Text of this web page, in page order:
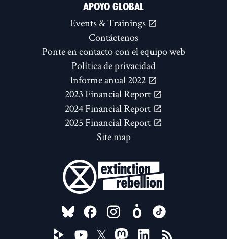
APOYO GLOBAL
Events & Trainings
Contáctenos
Ponte en contacto con el equipo web
Política de privacidad
Informe anual 2022
2023 Financial Report
2024 Financial Report
2025 Financial Report
Site map
FOLLOW US ON